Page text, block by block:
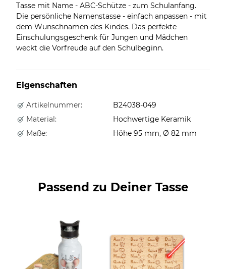
Tasse mit Name - ABC-Schütze - zum Schulanfang.
Die persönliche Namenstasse - einfach anpassen - mit
dem Wunschnamen des Kindes. Das perfekte
Einschulungsgeschenk für Jungen und Mädchen
weckt die Vorfreude auf den Schulbeginn.
Eigenschaften
Artikelnummer:
B24038-049
Material:
Hochwertige Keramik
Maße:
Höhe 95 mm, Ø 82 mm
Passend zu Deiner Tasse